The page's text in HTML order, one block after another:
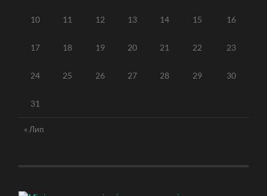
10 11 12 13 14 15 16
17 18 19 20 21 22 23
24 25 26 27 28 29 30
31
« Лип